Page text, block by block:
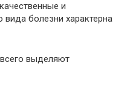
и
болезни характерна
выделяют